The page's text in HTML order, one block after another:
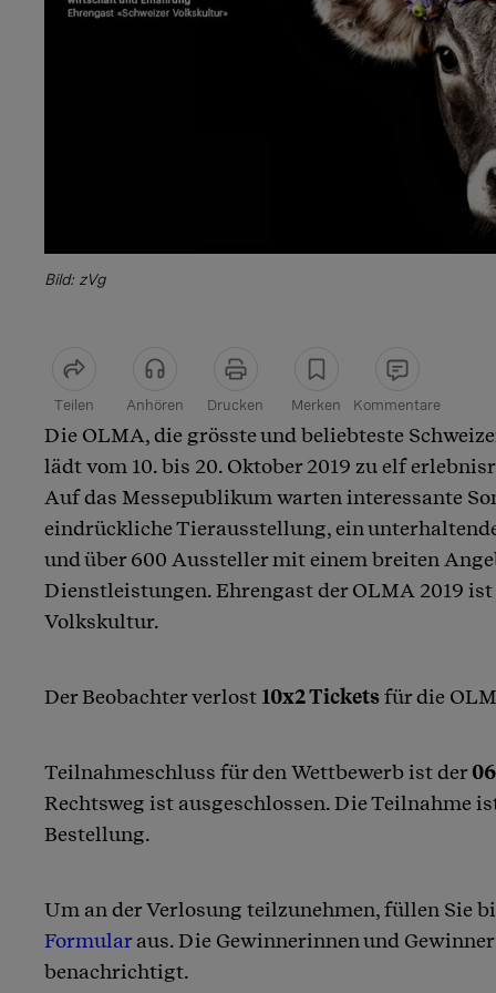
Bild: zVg
Teilen Anhören Drucken Merken Kommentare
Artikel teilen
Die OLMA, die grösste und beliebteste
lädt vom 10. bis 20. Oktober 2019 zu elf
Auf das Messepublikum warten interessante
eindrückliche Tierausstellung, ein
und über 600 Aussteller mit einem breiten
Dienstleistungen. Ehrengast der OLMA 2019 ist
Volkskultur.
Der Beobachter verlost 10x2 Ticketsfür die
Teilnahmeschluss für den Wettbewerb ist der
Rechtsweg ist ausgeschlossen. Die Teilnahme
Bestellung.
Um an der Verlosung teilzunehmen, füllen Sie
Formularaus. Die Gewinnerinnen und
benachrichtigt.